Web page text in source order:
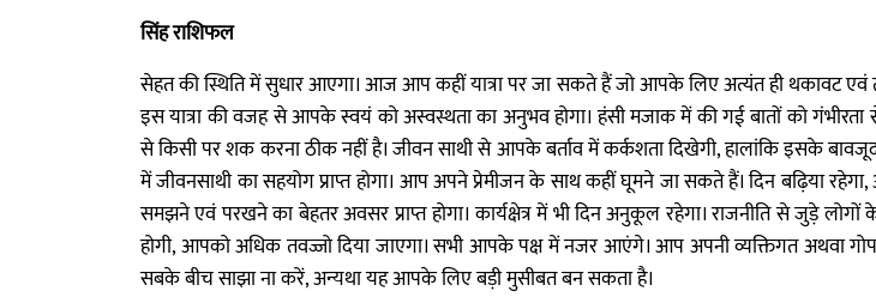
सिंह राशिफल
सेहत की स्थिति में सुधार आएगा। आज आप कहीं यात्रा पर जा सकते हैं जो आपके लिए अत्यंत ही थकावट एवं
इस यात्रा की वजह से आपके स्वयं को अस्वस्थता का अनुभव होगा। हंसी मजाक में की गई बातों को
से किसी पर शक करना ठीक नहीं है। जीवन साथी से आपके बर्ताव में कर्कशता दिखेगी, हालांकि इसके
में जीवनसाथी का सहयोग प्राप्त होगा। आप अपने प्रेमीजन के साथ कहीं घूमने जा सकते हैं। दिन बढ़िया
समझने एवं परखने का बेहतर अवसर प्राप्त होगा। कार्यक्षेत्र में भी दिन अनुकूल रहेगा। राजनीति से जुड़े लोगों
होगी, आपको अधिक तवज्जो दिया जाएगा। सभी आपके पक्ष में नजर आएंगे। आप अपनी व्यक्तिगत अथवा
सबके बीच साझा ना करें, अन्यथा यह आपके लिए बड़ी मुसीबत बन सकता है।